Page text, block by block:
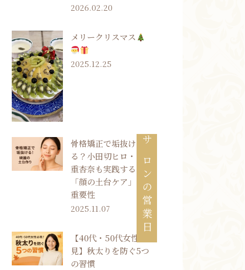
サロンの営業日
2026.02.20
メリークリスマス
2025.12.25
骨格矯正で垢抜け
る？小田切ヒロ・村
重杏奈も実践する
「顔の土台ケア」の
重要性
2025.11.07
【40代・50代女性必
見】秋太りを防ぐ5つ
の習慣